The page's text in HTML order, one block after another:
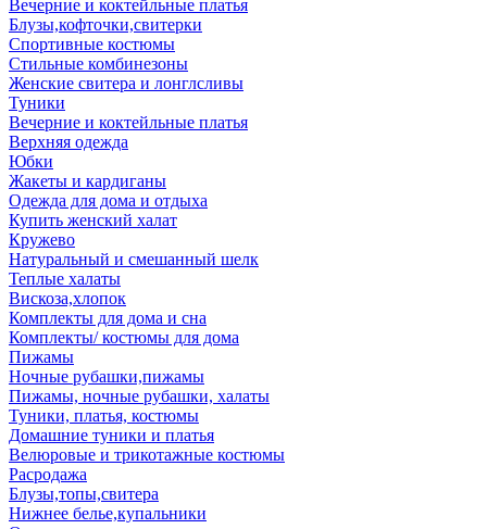
Вечерние и коктейльные платья
Блузы,кофточки,свитерки
Спортивные костюмы
Стильные комбинезоны
Женские свитера и лонглсливы
Туники
Вечерние и коктейльные платья
Верхняя одежда
Юбки
Жакеты и кардиганы
Одежда для дома и отдыха
Купить женский халат
Кружево
Натуральный и смешанный шелк
Теплые халаты
Вискоза,хлопок
Комплекты для дома и сна
Комплекты/ костюмы для дома
Пижамы
Ночные рубашки,пижамы
Пижамы, ночные рубашки, халаты
Туники, платья, костюмы
Домашние туники и платья
Велюровые и трикотажные костюмы
Расродажа
Блузы,топы,свитера
Нижнее белье,купальники